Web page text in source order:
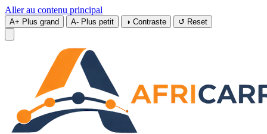
Aller au contenu principal
A+ Plus grand A- Plus petit ◑ Contraste ↺ Reset